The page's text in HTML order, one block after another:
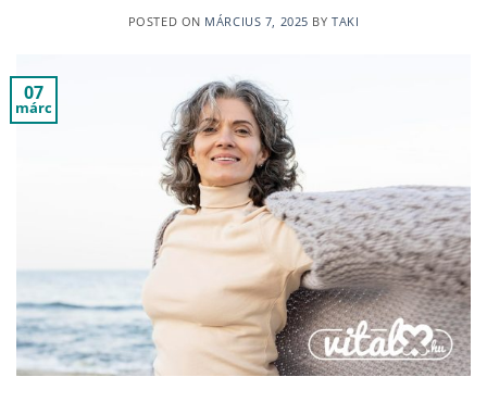
POSTED ON MÁRCIUS 7, 2025 BY TAKI
07
márc